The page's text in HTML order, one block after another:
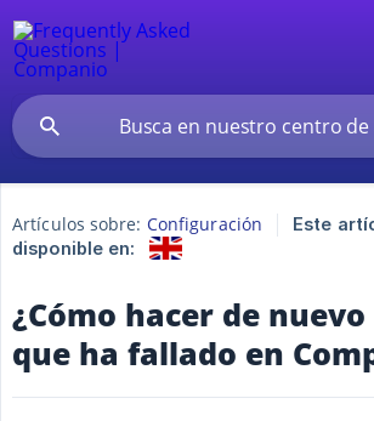
Artículos sobre: Configuración
Este
disponible en:
¿Cómo hacer de
que ha fallado en